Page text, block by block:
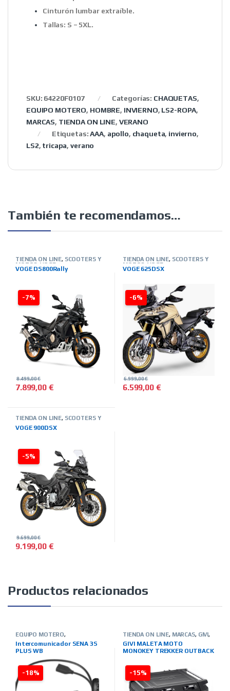
Cinturón lumbar extraíble.
Tallas: S – 5XL.
SKU: 64220F0107 Categorías: CHAQUETAS,
EQUIPO MOTERO, HOMBRE, INVIERNO, LS2-ROPA,
MARCAS, TIENDA ON LINE, VERANO
Etiquetas:AAA, apollo, chaqueta, invierno,
LS2, tricapa,verano
También te recomendamos…
-7%
TIENDA ON LINE, SCOOTERS Y
MOTOS ,VOGE
VOGE DS800Rally
7.899,00 €
8.499,00€
-6%
TIENDA ON LINE, SCOOTERS Y
MOTOS ,VOGE
VOGE 625DSX
6.599,00 €
6.999,00€
-5%
TIENDA ON LINE, SCOOTERS Y
VOGE 900DSX
9.199,00 €
9.699,00€
Productos relacionados
-18%
EQUIPO MOTERO,
INTERCOMUNICADORES
ON LINE,MARCAS,SENA
Intercomunicador SENA 3S
PLUS WB
-15%
TIENDA ON LINE, MARCAS, GIVI,
MALETAS-ALFORJAS-OTROS
GIVI MALETA MOTO
MONOKEY TREKKER OUTBACK